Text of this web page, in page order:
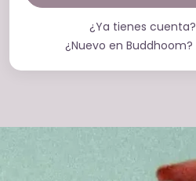
¿Ya tienes cuenta?
¿Nuevo en Buddhoom?